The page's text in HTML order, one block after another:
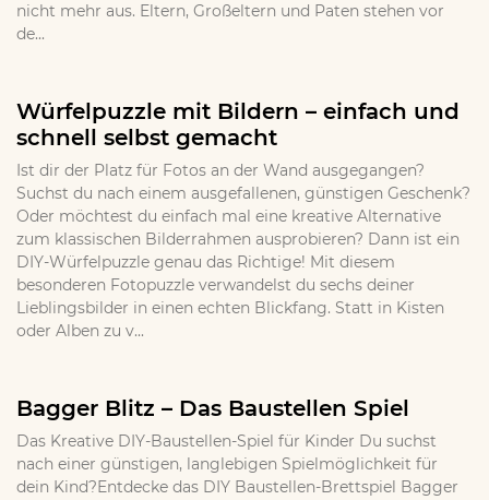
nicht mehr aus. Eltern, Großeltern und Paten stehen vor
de...
Würfelpuzzle mit Bildern – einfach und
schnell selbst gemacht
Ist dir der Platz für Fotos an der Wand ausgegangen?
Suchst du nach einem ausgefallenen, günstigen Geschenk?
Oder möchtest du einfach mal eine kreative Alternative
zum klassischen Bilderrahmen ausprobieren? Dann ist ein
DIY-Würfelpuzzle genau das Richtige! Mit diesem
besonderen Fotopuzzle verwandelst du sechs deiner
Lieblingsbilder in einen echten Blickfang. Statt in Kisten
oder Alben zu v...
Bagger Blitz – Das Baustellen Spiel
Das Kreative DIY-Baustellen-Spiel für Kinder Du suchst
nach einer günstigen, langlebigen Spielmöglichkeit für
dein Kind?Entdecke das DIY Baustellen-Brettspiel Bagger